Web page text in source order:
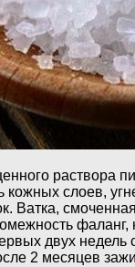
раствора
кожных слоев,
Ватка,
двух недель
2 месяцев